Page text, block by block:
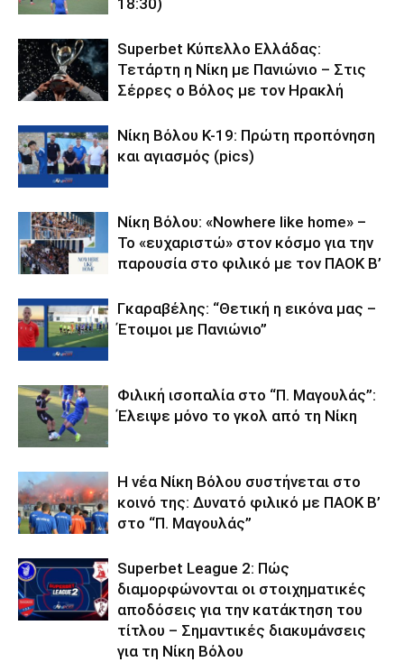
Superbet Κύπελλο Ελλάδας:
Τετάρτη η Νίκη με Πανιώνιο – Στις
Σέρρες ο Βόλος με τον Ηρακλή
Νίκη Βόλου Κ-19: Πρώτη προπόνηση
και αγιασμός (pics)
Νίκη Βόλου: «Nowhere like home» –
Το «ευχαριστώ» στον κόσμο για την
παρουσία στο φιλικό με τον ΠΑΟΚ Β’
Γκαραβέλης: “Θετική η εικόνα μας –
Έτοιμοι με Πανιώνιο”
Φιλική ισοπαλία στο “Π. Μαγουλάς”:
Έλειψε μόνο το γκολ από τη Νίκη
Η νέα Νίκη Βόλου συστήνεται στο
κοινό της: Δυνατό φιλικό με ΠΑΟΚ Β’
στο “Π. Μαγουλάς”
Superbet League 2: Πώς
διαμορφώνονται οι στοιχηματικές
αποδόσεις για την κατάκτηση του
τίτλου – Σημαντικές διακυμάνσεις
για τη Νίκη Βόλου